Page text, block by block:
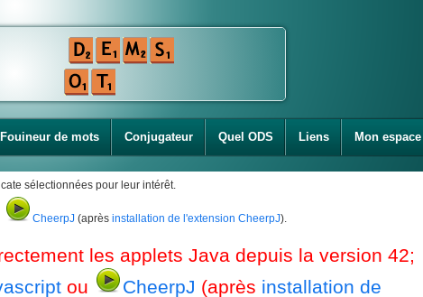
Fouineur de mots Conjugateur Quel ODS Liens Mon espace
sélectionnées pour leur intérêt.
CheerpJ (après installation de l'extension CheerpJ).
les applets Java depuis la version 42;
ou CheerpJ (après installation de